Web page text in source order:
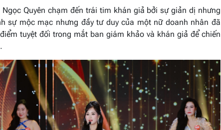
Quyên chạm đến trái tim khán giả bởi sự giản dị nhưng
sự mộc mạc nhưng đầy tư duy của một nữ doanh nhân đã
tuyệt đối trong mắt ban giám khảo và khán giả để chiến